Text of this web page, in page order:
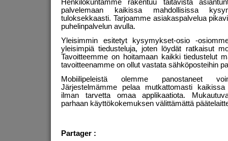
Henkilökuntamme rakentuu taitavista
palvelemaan kaikissa mahdollisissa
tuloksekkaasti. Tarjoamme asiakaspalvelua
puhelinpalvelun avulla.
Yleisimmin esitetyt kysymykset-osio -
yleisimpiä tiedusteluja, joten löydät ratkaisut
Tavoitteemme on hoitamaan kaikki tiedustelut
tavoitteenamme on ollut vastata sähköposteihin
Mobiilipeleistä olemme panostaneet
Järjestelmämme pelaa mutkattomasti
ilman tarvetta omaa applikaatiota.
parhaan käyttökokemuksen välittämättä
Partager :